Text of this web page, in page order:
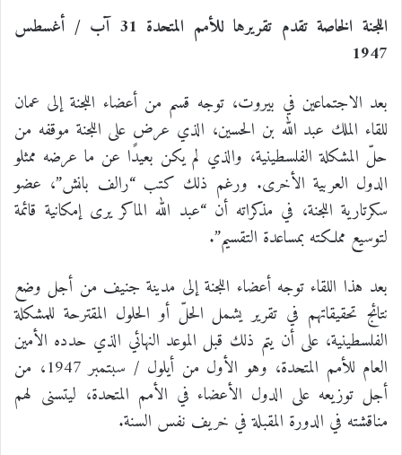
اللجنة الخاصة تقدم تقريرها للأمم المتحدة 31 آب / أغسطس
1947
بعد الاجتماعين في بيروت، توجه قسم من أعضاء اللجنة إلى عمان
للقاء الملك عبد الله بن الحسين، الذي عرض على اللجنة موقفه من
حلّ المشكلة الفلسطينية، والذي لم يكن بعيدًا عن ما عرضه ممثلو
الدول العربية الأخرى. ورغم ذلك كتب “رالف بانش”، عضو
سكرتارية اللجنة، في مذكراته أن “عبد الله الماكر يرى إمكانية قائمة
لتوسيع مملكته بمساعدة التقسيم”.
بعد هذا اللقاء توجه أعضاء اللجنة إلى مدينة جنيف من أجل وضع
نتائج تحقيقاتهم في تقرير يشمل الحلّ أو الحلول المقترحة للمشكلة
الفلسطينية، على أن يتم ذلك قبل الموعد النهائي الذي حدده الأمين
العام للأمم المتحدة، وهو الأول من أيلول / سبتمبر 1947، من
أجل توزيعه على الدول الأعضاء في الأمم المتحدة، ليتسنى لهم
مناقشته في الدورة المقبلة في خريف نفس السنة.